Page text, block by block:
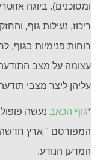
ומסוכנים). ביוגה
ריכוז, נעילות גוף,
רוחות פנימיות בגוף,
עצומה על מצב
עליהן ליצר מצבי
*גוף הכאב נעשה
המפורסם " ארץ חדשה",
המדען הנודע.